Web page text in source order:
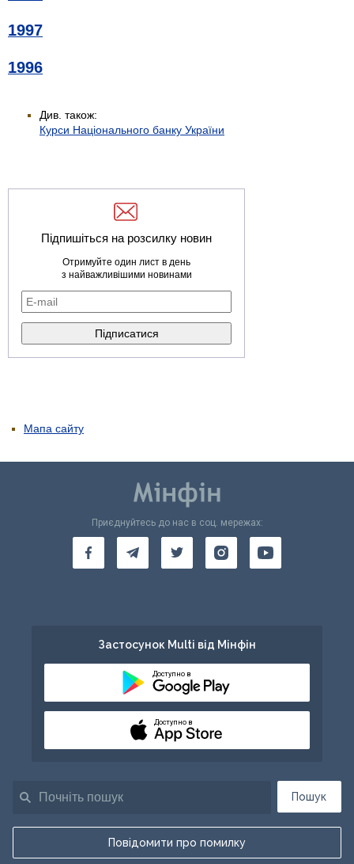
1997
1996
Див. також:
Курси Національного банку України
Підпишіться на розсилку новин
Отримуйте один лист в день
з найважливішими новинами
Мапа сайту
Пошук
Повідомити про помилку
Приєднуйтесь до нас в соц. мережах:
Застосунок Multi від Мінфін
Доступно в
Доступно в